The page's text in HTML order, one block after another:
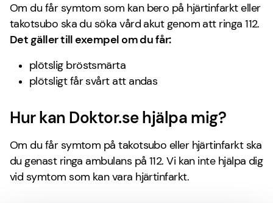
Om du får symtom som kan bero på hjärtinfarkt eller
takotsubo ska du söka vård akut genom att ringa 112.
Det gäller till exempel om du får:
plötslig bröstsmärta
plötsligt får svårt att andas
Hur kan Doktor.se hjälpa mig?
Om du får symtom på takotsubo eller hjärtinfarkt ska
du genast ringa ambulans på 112. Vi kan inte hjälpa dig
vid symtom som kan vara hjärtinfarkt.